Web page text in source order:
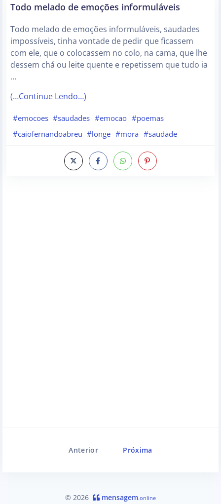
Todo melado de emoções informuláveis
Todo melado de emoções informuláveis, saudades
impossíveis, tinha vontade de pedir que ficassem
com ele, que o colocassem no colo, na cama, que lhe
dessem chá ou leite quente e repetissem que tudo ia
…
(…Continue Lendo…)
#emocoes #saudades #emocao #poemas
#caiofernandoabreu #longe #mora #saudade
Anterior Próxima
© 2026 mensagem.online